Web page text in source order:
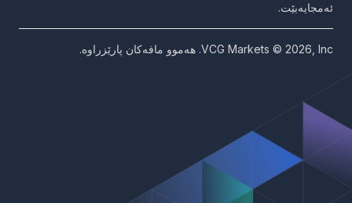
ئەمجایەبێت.
VCG Markets © 2026, Inc. هەموو مافەکان پارێزراوە.